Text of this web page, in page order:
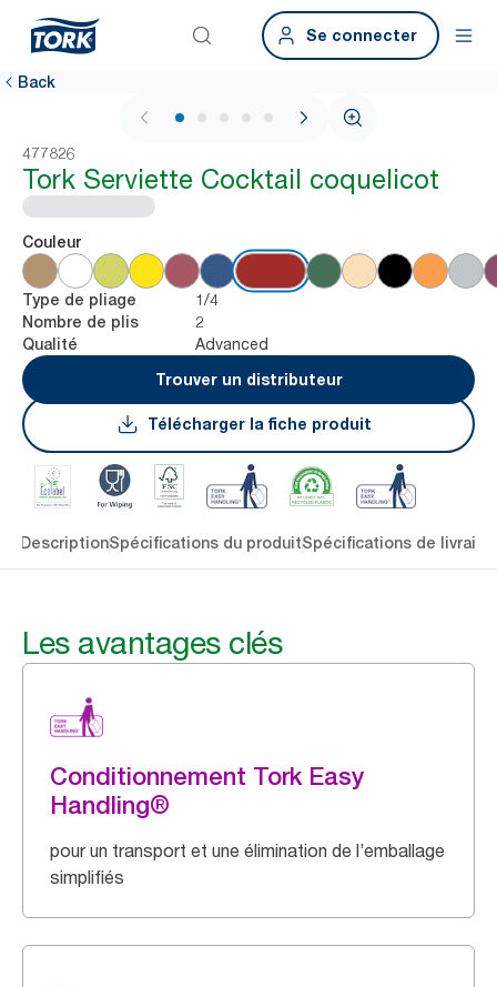
Se connecter
Back
1 / 5
477826
Tork Serviette Cocktail coquelicot
Couleur
Type de pliage 1/4
Nombre de plis 2
Qualité
Advanced
Trouver un distributeur
Télécharger la fiche produit
DescriptionSpécifications du produitSpécifications de
Les avantages clés
Conditionnement Tork Easy
Handling®
pour un transport et une élimination de l’emballage
simplifiés